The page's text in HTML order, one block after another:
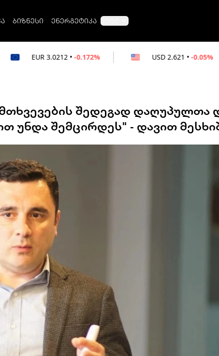
ბიზნესი ენერგეტიკა მეტი
-0.172% USD -0.05% RUB
შედეგად დაღუპულთა
უნდა შემცირდეს" - დავით